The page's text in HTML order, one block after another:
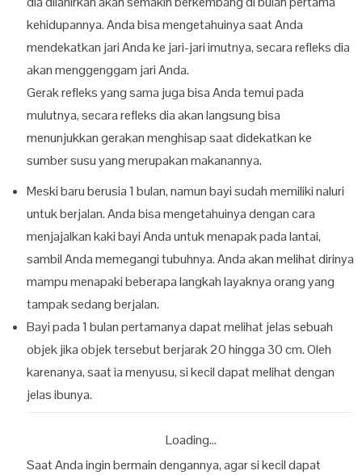
kehidupannya. Anda bisa mengetahuinya saat Anda
mendekatkan jari Anda ke jari-jari imutnya, secara refleks dia
akan menggenggam jari Anda.
Gerak refleks yang sama juga bisa Anda temui pada
mulutnya, secara refleks dia akan langsung bisa
menunjukkan gerakan menghisap saat didekatkan ke
sumber susu yang merupakan makanannya.
Meski baru berusia 1 bulan, namun bayi sudah memiliki naluri
untuk berjalan. Anda bisa mengetahuinya dengan cara
menjajalkan kaki bayi Anda untuk menapak pada lantai,
sambil Anda memegangi tubuhnya. Anda akan melihat dirinya
mampu menapaki beberapa langkah layaknya orang yang
tampak sedang berjalan.
Bayi pada 1 bulan pertamanya dapat melihat jelas sebuah
objek jika objek tersebut berjarak 20 hingga 30 cm. Oleh
karenanya, saat ia menyusu, si kecil dapat melihat dengan
jelas ibunya.
Loading...
Saat Anda ingin bermain dengannya, agar si kecil dapat